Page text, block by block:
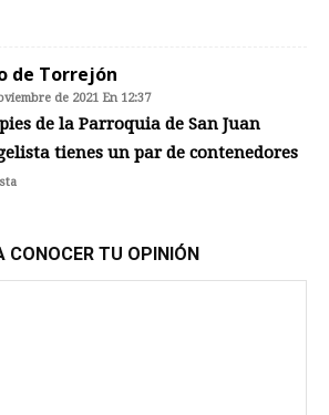
de Torrejón
de 2021 En 12:37
de la Parroquia de San Juan
tienes un par de contenedores
CONOCER TU OPINIÓN